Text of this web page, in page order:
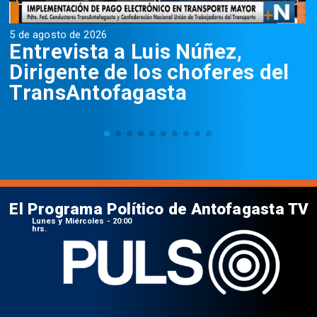
5 de agosto de 2026
Entrevista a Luis Núñez,
Dirigente de los choferes del
TransAntofagasta
El Programa Político de Antofagasta TV
Lunes y Miércoles - 20:00
hrs.